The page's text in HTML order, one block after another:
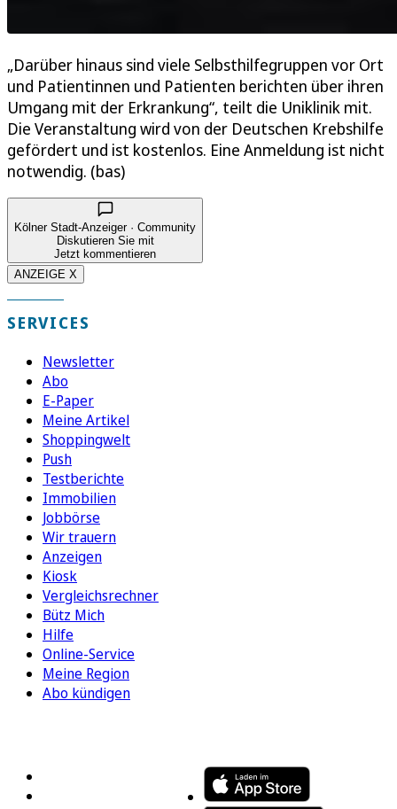
„Darüber hinaus sind viele Selbsthilfegruppen vor Ort
und Patientinnen und Patienten berichten über ihren
Umgang mit der Erkrankung“, teilt die Uniklinik mit.
Die Veranstaltung wird von der Deutschen Krebshilfe
gefördert und ist kostenlos. Eine Anmeldung ist nicht
notwendig. (bas)
Kölner Stadt-Anzeiger · Community
Diskutieren Sie mit
Jetzt kommentieren
ANZEIGE X
SERVICES
Newsletter
Abo
E-Paper
Meine Artikel
Shoppingwelt
Push
Testberichte
Immobilien
Jobbörse
Wir trauern
Anzeigen
Kiosk
Vergleichsrechner
Bütz Mich
Hilfe
Online-Service
Meine Region
Abo kündigen